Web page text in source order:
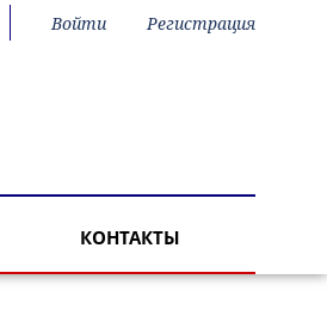
Войти Регистрация
КОНТАКТЫ